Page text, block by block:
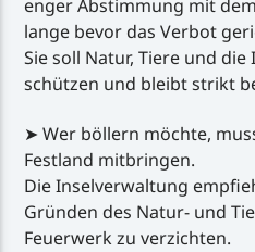
enger Abstimmung mit
lange bevor das Verbot
Sie soll Natur, Tiere und
schützen und bleibt strikt
➤ Wer böllern möchte,
Festland mitbringen.
Die Inselverwaltung
Gründen des Natur- und
Feuerwerk zu verzichten.